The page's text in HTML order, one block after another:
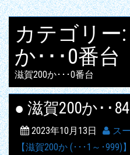
カテゴリー:
か･･･0番台
滋賀200か･･･0番台
● 滋賀200か･･
2023年10月13日
ス
【滋賀200か (･･･1～･999)】